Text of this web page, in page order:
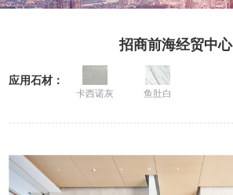
招商前海经贸中心
应用石材：
卡西诺灰 鱼肚白